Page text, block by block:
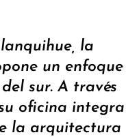
la
un enfoque
sur. A través
oficina integra
la arquitectura